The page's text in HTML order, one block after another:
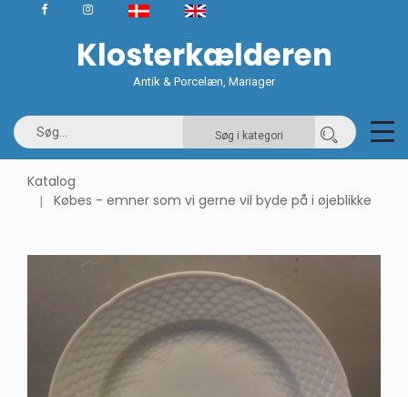
Klosterkælderen
Antik & Porcelæn, Mariager
Søg i kategori
Katalog
Købes - emner som vi gerne vil byde på i øjeblikke